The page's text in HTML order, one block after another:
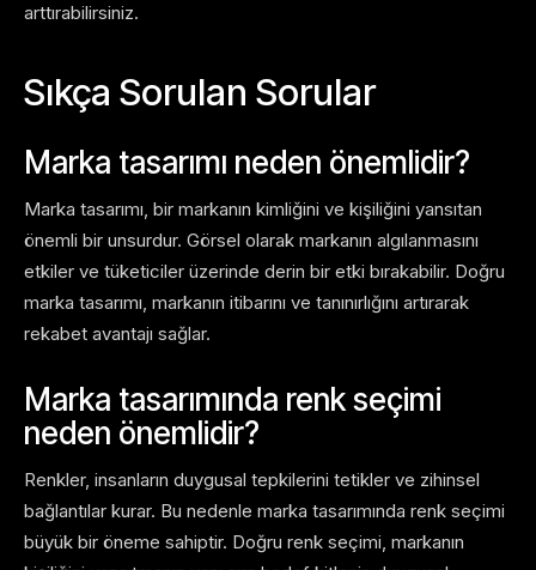
arttırabilirsiniz.
Sıkça Sorulan Sorular
Marka tasarımı neden önemlidir?
Marka tasarımı, bir markanın kimliğini ve kişiliğini yansıtan
önemli bir unsurdur. Görsel olarak markanın algılanmasını
etkiler ve tüketiciler üzerinde derin bir etki bırakabilir. Doğru
marka tasarımı, markanın itibarını ve tanınırlığını artırarak
rekabet avantajı sağlar.
Marka tasarımında renk seçimi
neden önemlidir?
Renkler, insanların duygusal tepkilerini tetikler ve zihinsel
bağlantılar kurar. Bu nedenle marka tasarımında renk seçimi
büyük bir öneme sahiptir. Doğru renk seçimi, markanın